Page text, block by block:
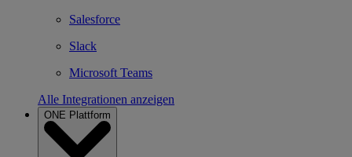
Salesforce
Slack
Microsoft Teams
Alle Integrationen anzeigen
ONE Plattform